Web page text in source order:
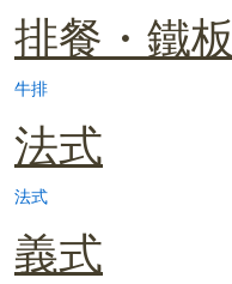
排餐・鐵
牛排
法式
法式
義式